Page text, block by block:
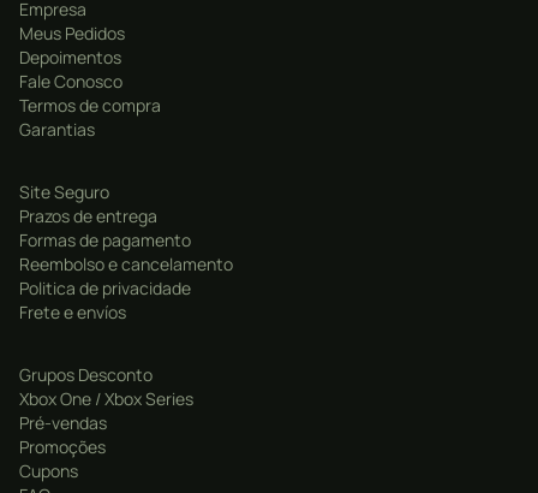
Empresa
Meus Pedidos
Depoimentos
Fale Conosco
Termos de compra
Garantias
Site Seguro
Prazos de entrega
Formas de pagamento
Reembolso e cancelamento
Politica de privacidade
Frete e envíos
Grupos Desconto
Xbox One / Xbox Series
Pré-vendas
Promoções
Cupons